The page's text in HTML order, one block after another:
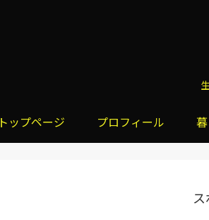
トップページ プロフィール